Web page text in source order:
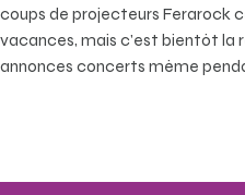
coups de projecteurs Ferarock
vacances, mais c’est bientôt la
annonces concerts même